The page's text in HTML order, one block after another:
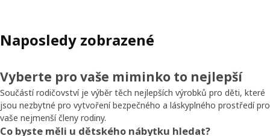
Naposledy zobrazené
Vyberte pro vaše miminko to nejlepší
Součástí rodičovství je výběr těch nejlepších výrobků pro děti, které
jsou nezbytné pro vytvoření bezpečného a láskyplného prostředí pro
vaše nejmenší členy rodiny.
Co byste měli u dětského nábytku hledat?